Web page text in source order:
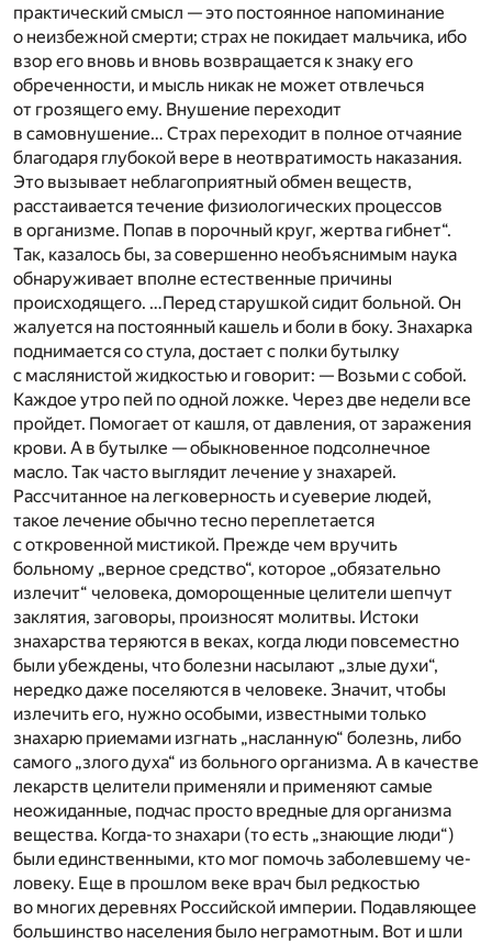
практический смысл — это постоянное напоми­нание
о неизбежной смерти; страх не покидает мальчика, ибо
взор его вновь и вновь возвращается к знаку его
обреченности, и мысль никак не может отвлечься
от гро­зящего ему. Внушение переходит
в самовнушение… Страх переходит в полное отчаяние
благодаря глу­бокой вере в неотвратимость на­казания.
Это вызывает неблаго­приятный обмен веществ,
расстаивается течение физиологи­ческих процессов
в организме. Попав в порочный круг, жертва гибнет“.
Так, казалось бы, за совершенно необъяснимым наука
обнаружи­вает вполне естественные причины
происходящего. …Перед старушкой сидит больной. Он
жалуется на постоянный ка­шель и боли в боку. Знахарка
поднимается со стула, достает с полки бутылку
с маслянистой жидкостью и говорит: — Возьми с собой.
Каждое утро пей по одной ложке. Через две недели все
пройдет. Помогает от кашля, от давления, от зараже­ния
крови. А в бутылке — обыкновенное подсолнечное
масло. Так часто выглядит лечение у знахарей.
Рассчитанное на легковерность и суеверие людей,
такое лечение обычно тесно переплетается
с откровенной мистикой. Прежде чем вручить
больному „верное средство“, которое „обязательно
излечит“ человека, доморощенные целители шепчут
заклятия, заго­воры, произносят молитвы. Истоки
знахарства теряются в веках, когда люди повсеместно
были убеждены, что болезни насы­лают „злые духи“,
нередко даже по­селяются в человеке. Значит, чтобы
излечить его, нужно особыми, известными только
знахарю приемами изгнать „насланную“ болезнь, либо
самого „злого духа“ из больного ор­ганизма. А в качестве
лекарств цели­тели применяли и применяют самые
неожиданные, подчас просто вред­ные для организма
вещества. Когда-то знахари (то есть „знаю­щие люди“)
были единственными, кто мог помочь заболевшему че­
ловеку. Еще в прошлом веке врач был редкостью
во многих деревнях Российской империи. Подавляющее
большинство насе­ления было неграмотным. Вот и шли